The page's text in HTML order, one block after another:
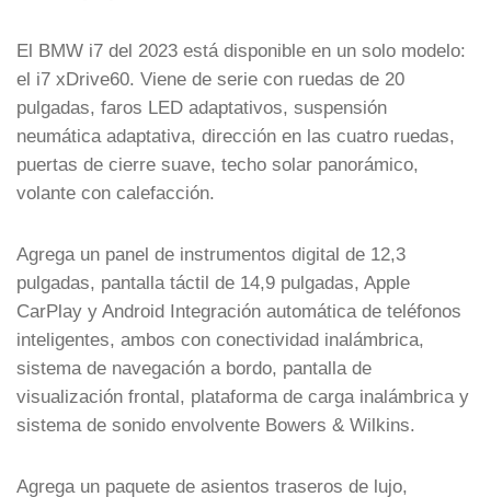
El BMW i7 del 2023 está disponible en un solo modelo:
el i7 xDrive60. Viene de serie con ruedas de 20
pulgadas, faros LED adaptativos, suspensión
neumática adaptativa, dirección en las cuatro ruedas,
puertas de cierre suave, techo solar panorámico,
volante con calefacción.
Agrega un panel de instrumentos digital de 12,3
pulgadas, pantalla táctil de 14,9 pulgadas, Apple
CarPlay y Android Integración automática de teléfonos
inteligentes, ambos con conectividad inalámbrica,
sistema de navegación a bordo, pantalla de
visualización frontal, plataforma de carga inalámbrica y
sistema de sonido envolvente Bowers & Wilkins.
Agrega un paquete de asientos traseros de lujo,